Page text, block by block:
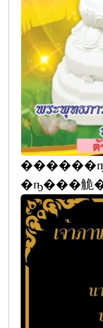
�ҧ���